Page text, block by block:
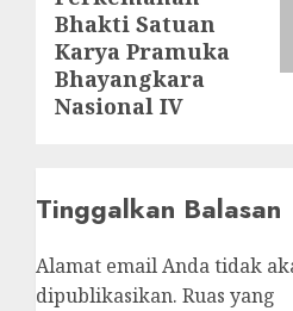
Bhakti Satuan
Karya Pramuka
Bhayangkara
Nasional IV
Tinggalkan Balasan
Alamat email Anda tidak
dipublikasikan. Ruas yang